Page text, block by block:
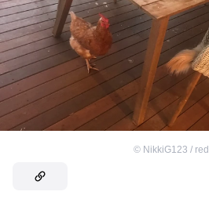
© NikkiG123 /